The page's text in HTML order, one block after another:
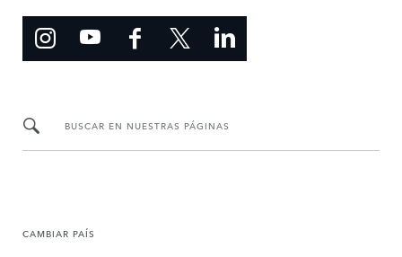
BUSCAR EN NUESTRAS PÁGINAS
CAMBIAR PAÍS